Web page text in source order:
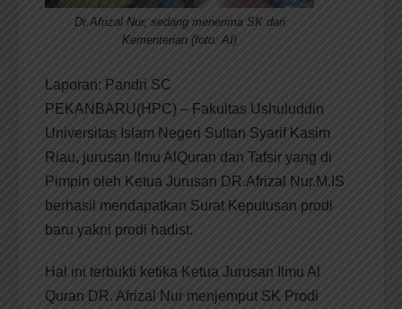
Dr.Afrizal Nur, sedang menerima SK dari
Kementerian (foto: Af)
Laporan: Pandri SC
PEKANBARU(HPC) – Fakultas Ushuluddin
Universitas Islam Negeri Sultan Syarif Kasim
Riau, jurusan Ilmu AlQuran dan Tafsir yang di
Pimpin oleh Ketua Jurusan DR.Afrizal Nur.M.IS
berhasil mendapatkan Surat Keputusan prodi
baru yakni prodi hadist.
Hal ini terbukti ketika Ketua Jurusan Ilmu Al
Quran DR. Afrizal Nur menjemput SK Prodi